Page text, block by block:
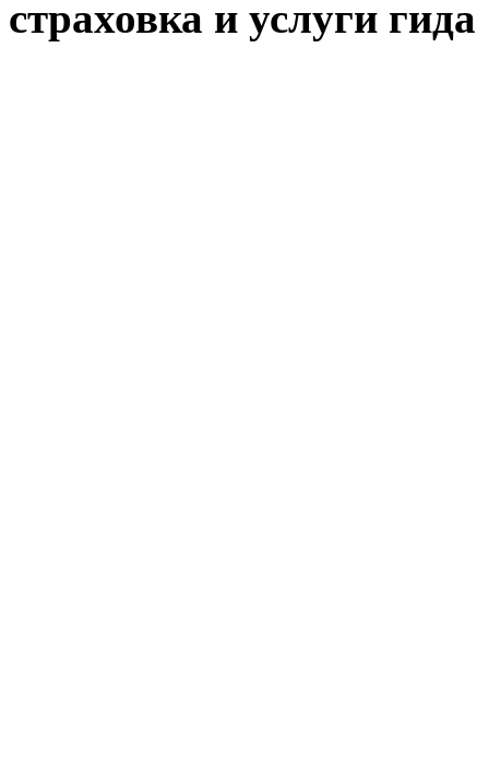
страховка и услуги гида